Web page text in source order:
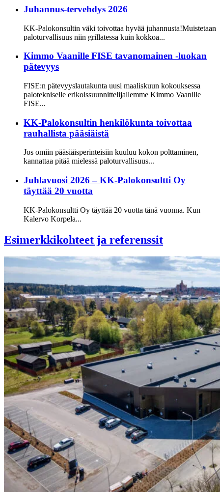
Juhannus-tervehdys 2026
KK-Palokonsultin väki toivottaa hyvää juhannusta!Muistetaan
paloturvallisuus niin grillatessa kuin kokkoa...
Kimmo Vaanille FISE tavanomainen -luokan
pätevyys
FISE:n pätevyyslautakunta uusi maaliskuun kokouksessa
palotekniselle erikoissuunnittelijallemme Kimmo Vaanille
FISE...
KK-Palokonsultin henkilökunta toivottaa
rauhallista pääsiäistä
Jos omiin pääsiäisperinteisiin kuuluu kokon polttaminen,
kannattaa pitää mielessä paloturvallisuus...
Juhlavuosi 2026 – KK-Palokonsultti Oy
täyttää 20 vuotta
KK-Palokonsultti Oy täyttää 20 vuotta tänä vuonna. Kun
Kalervo Korpela...
Esimerkkikohteet ja referenssit